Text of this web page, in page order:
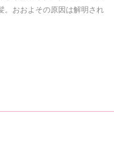
おおよその原因は解明され